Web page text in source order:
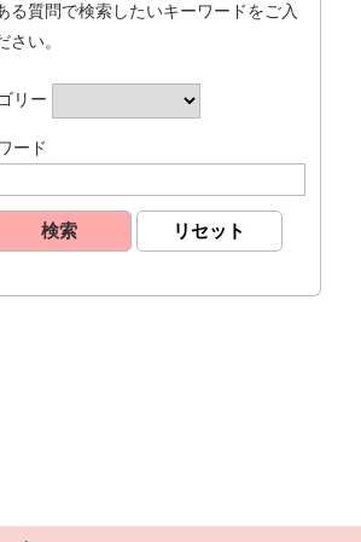
る質問で検索したいキーワードをご入
さい。
リー
ード